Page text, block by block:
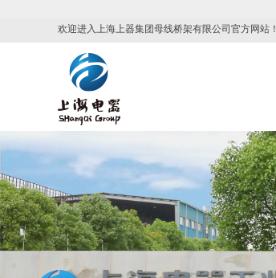
欢迎进入上海上器集团母线桥架有限公司官方网站！